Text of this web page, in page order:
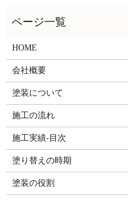
HOME
会社概要
塗装について
施工の流れ
施工実績-目次
塗り替えの時期
塗装の役割